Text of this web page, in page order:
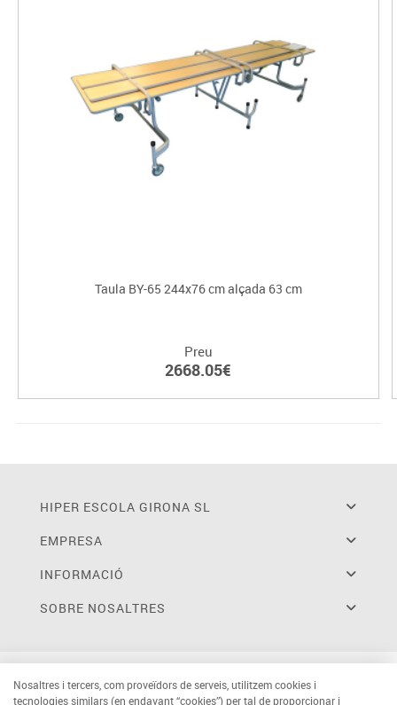
Taula BY-65 244x76 cm alçada 63 cm
Preu
2668.05€
HIPER ESCOLA GIRONA SL
EMPRESA
INFORMACIÓ
SOBRE NOSALTRES
Nosaltres i tercers, com proveïdors de serveis, utilitzem cookies i
tecnologies similars (en endavant “cookies”) per tal de proporcionar i